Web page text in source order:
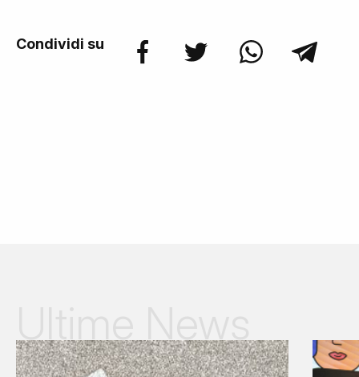
Condividi su